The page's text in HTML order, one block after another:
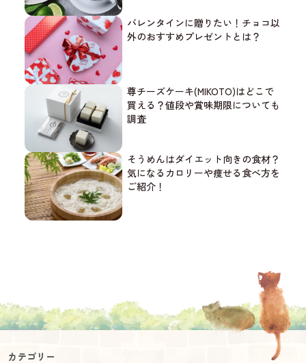
バレンタインに贈りたい！チョコ以
外のおすすめプレゼントとは？
尊チーズケーキ(MIKOTO)はどこで
買える？値段や賞味期限についても
調査
そうめんはダイエット向きの食材？
気になるカロリーや痩せる食べ方を
ご紹介！
カテゴリー